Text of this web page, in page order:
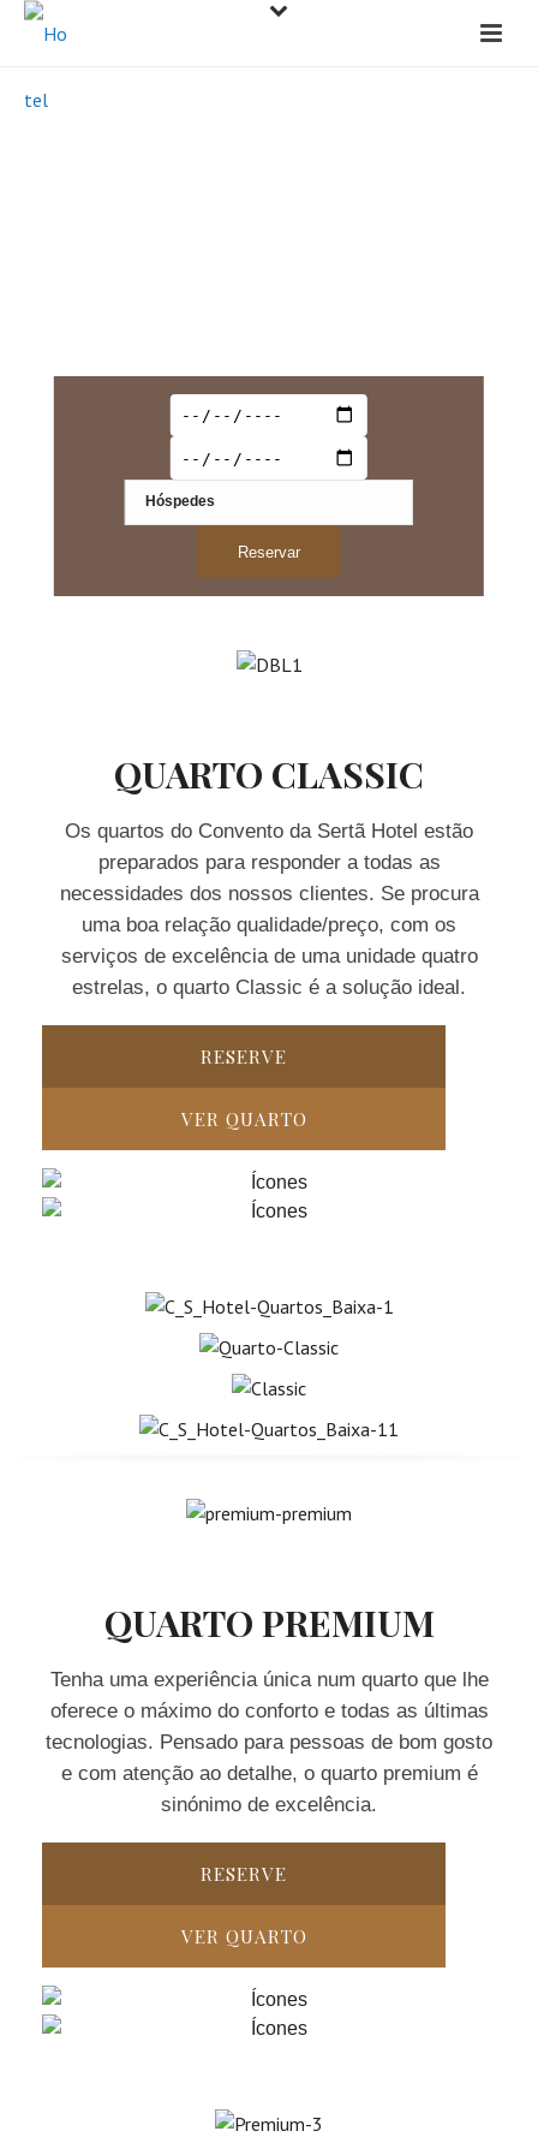
Reservar
QUARTO CLASSIC
Os quartos do Convento da Sertã Hotel estão
preparados para responder a todas as
necessidades dos nossos clientes. Se procura
uma boa relação qualidade/preço, com os
serviços de excelência de uma unidade quatro
estrelas, o quarto Classic é a solução ideal.
RESERVE
VER QUARTO
QUARTO PREMIUM
Tenha uma experiência única num quarto que lhe
oferece o máximo do conforto e todas as últimas
tecnologias. Pensado para pessoas de bom gosto
e com atenção ao detalhe, o quarto premium é
sinónimo de excelência.
RESERVE
VER QUARTO